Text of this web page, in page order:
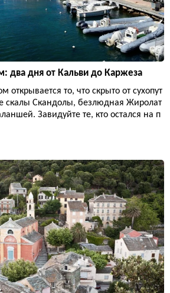
два дня от Кальви до Каржеза
открывается то, что скрыто от сухопут
скалы Скандолы, безлюдная Жиролат
Завидуйте те, кто остался на п